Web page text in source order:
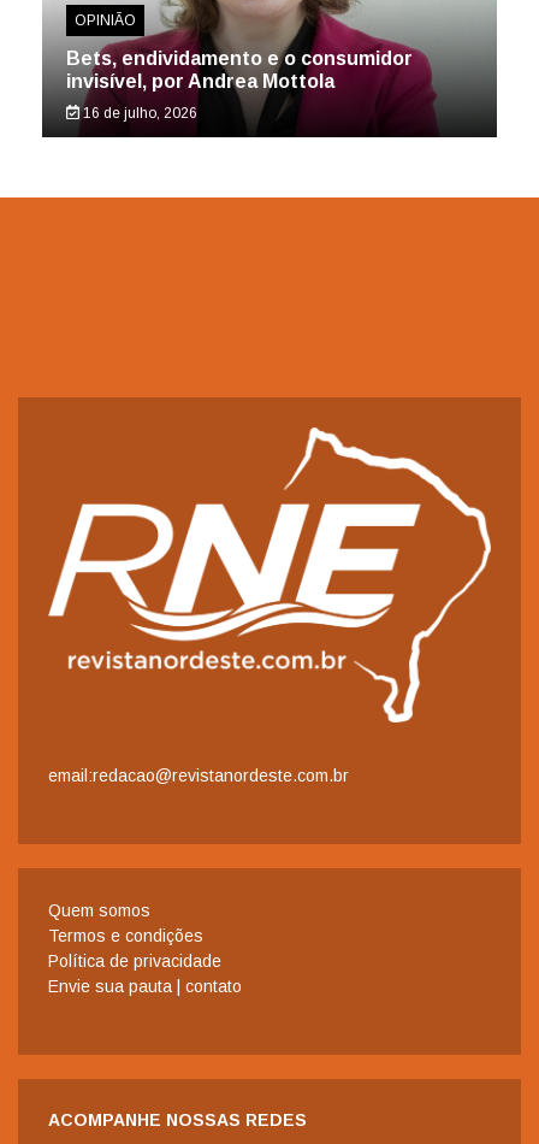
OPINIÃO
Bets, endividamento e o consumidor
invisível, por Andrea Mottola
16 de julho, 2026
email:redacao@revistanordeste.com.br
Quem somos
Termos e condições
Política de privacidade
Envie sua pauta | contato
ACOMPANHE NOSSAS REDES